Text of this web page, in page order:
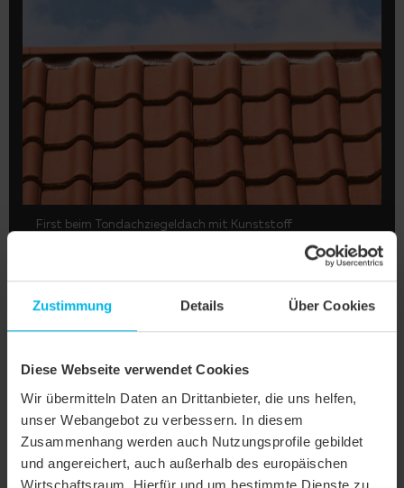
Zustimmung Details Über Cookies
Diese Webseite verwendet Cookies
Wir übermitteln Daten an Drittanbieter, die uns helfen,
unser Webangebot zu verbessern. In diesem
Zusammenhang werden auch Nutzungsprofile gebildet
und angereichert, auch außerhalb des europäischen
Wirtschaftsraum. Hierfür und um bestimmte Dienste zu
First beim Tondachziegeldach mit Kunststoff